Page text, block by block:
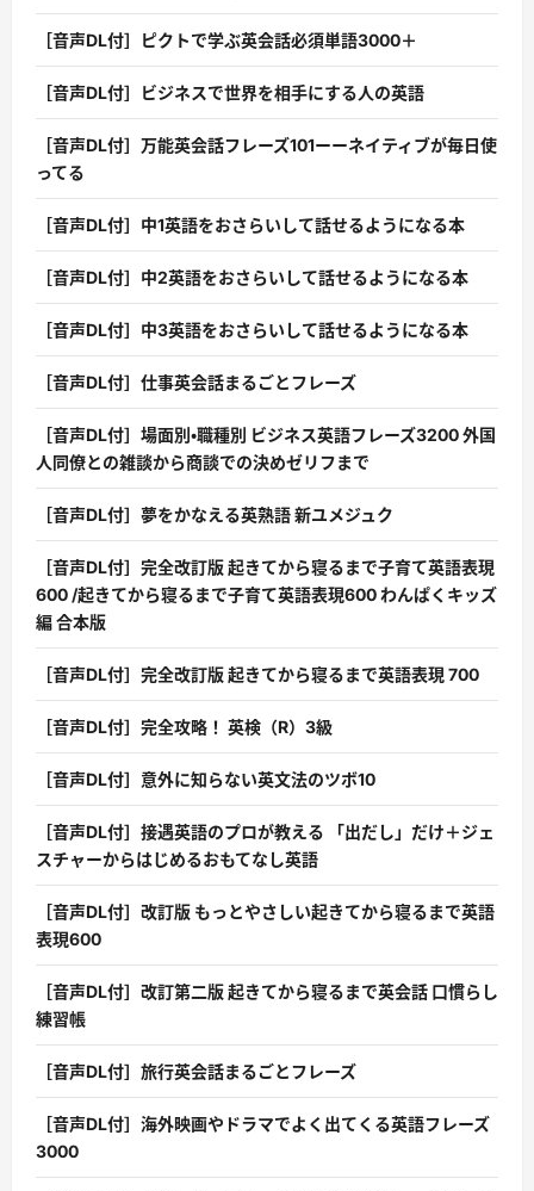
［音声DL付］ピクトで学ぶ英会話必須単語3000＋
［音声DL付］ビジネスで世界を相手にする人の英語
［音声DL付］万能英会話フレーズ101ーーネイティブが毎日使
ってる
［音声DL付］中1英語をおさらいして話せるようになる本
［音声DL付］中2英語をおさらいして話せるようになる本
［音声DL付］中3英語をおさらいして話せるようになる本
［音声DL付］仕事英会話まるごとフレーズ
［音声DL付］場面別・職種別 ビジネス英語フレーズ3200 外国
人同僚との雑談から商談での決めゼリフまで
［音声DL付］夢をかなえる英熟語 新ユメジュク
［音声DL付］完全改訂版 起きてから寝るまで子育て英語表現
600 /起きてから寝るまで子育て英語表現600 わんぱくキッズ
編 合本版
［音声DL付］完全改訂版 起きてから寝るまで英語表現 700
［音声DL付］完全攻略！ 英検（R）3級
［音声DL付］意外に知らない英文法のツボ10
［音声DL付］接遇英語のプロが教える 「出だし」だけ＋ジェ
スチャーからはじめるおもてなし英語
［音声DL付］改訂版 もっとやさしい起きてから寝るまで英語
表現600
［音声DL付］改訂第二版 起きてから寝るまで英会話 口慣らし
練習帳
［音声DL付］旅行英会話まるごとフレーズ
［音声DL付］海外映画やドラマでよく出てくる英語フレーズ
3000